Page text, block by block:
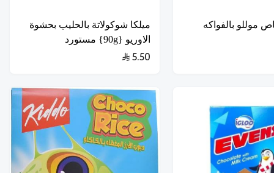
موللو بالفواكه
ميلكا شوكولاتة بالحليب بحشوة
الاوريو {90g} مستورد
5.50